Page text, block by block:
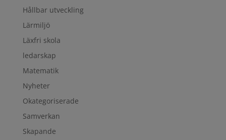
Hållbar utveckling
Lärmiljö
Läxfri skola
ledarskap
Matematik
Nyheter
Okategoriserade
Samverkan
Skapande